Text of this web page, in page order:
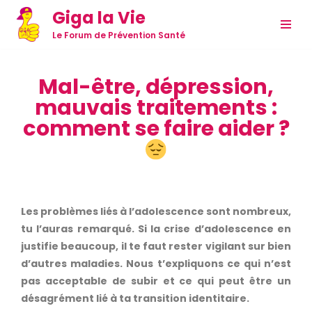
Aller
Giga la Vie
Le Forum de Prévention Santé
Mal-être, dépression,
mauvais traitements :
comment se faire aider ?
Les problèmes liés à l’adolescence sont nombreux,
tu l’auras remarqué.Si la crise d’adolescence en
justifie beaucoup, il te faut rester vigilant sur bien
d’autres maladies. Nous t’expliquons ce qui n’est
pas acceptable de subir et ce qui peut être un
désagrément lié à ta transition identitaire.